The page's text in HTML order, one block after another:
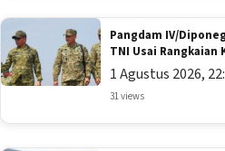
Pangdam IV/
TNI Usai
1 Agustus 2026,
31 views